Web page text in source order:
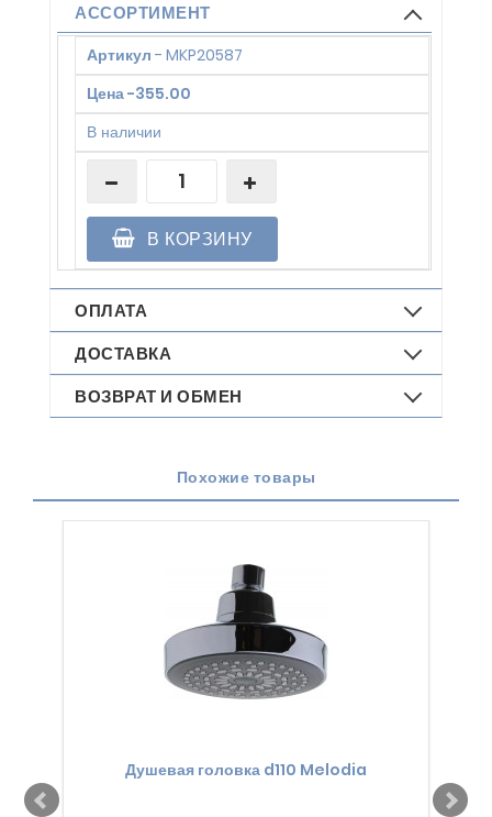
АССОРТИМЕНТ
Артикул - MKP20587
Цена-355.00
В наличии
В КОРЗИНУ
ОПЛАТА
ДОСТАВКА
ВОЗВРАТ И ОБМЕН
Похожие товары
Душевая головка d110 Melodia